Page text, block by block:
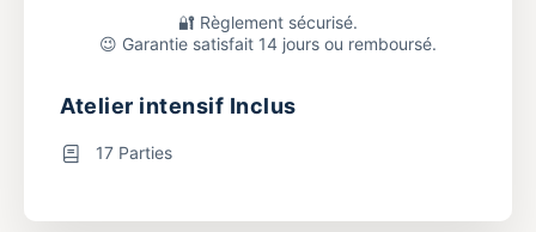
🔐 Règlement sécurisé.
😉 Garantie satisfait 14 jours ou remboursé.
Atelier intensif Inclus
17 Parties